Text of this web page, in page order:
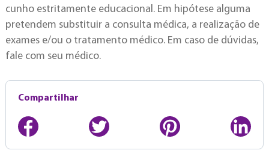
cunho estritamente educacional. Em hipótese alguma
pretendem substituir a consulta médica, a realização de
exames e/ou o tratamento médico. Em caso de dúvidas,
fale com seu médico.
Compartilhar